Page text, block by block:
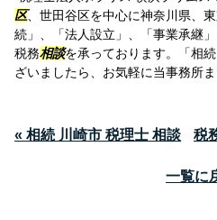
区、世田谷区を中心に神奈川県、
続」、「法人設立」、「事業承継
税務相談を承っております。「相
ざいましたら、お気軽に当事務所
« 相続 川崎市 税理士 相談 税
一覧に